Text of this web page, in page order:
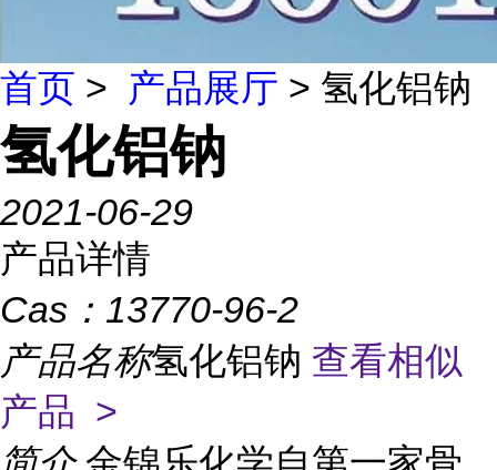
首页 > 产品展厅 > 氢化铝钠
氢化铝钠
2021-06-29
产品详情
Cas： 13770-96-2
产品名称氢化铝钠 查看相似
产品 >